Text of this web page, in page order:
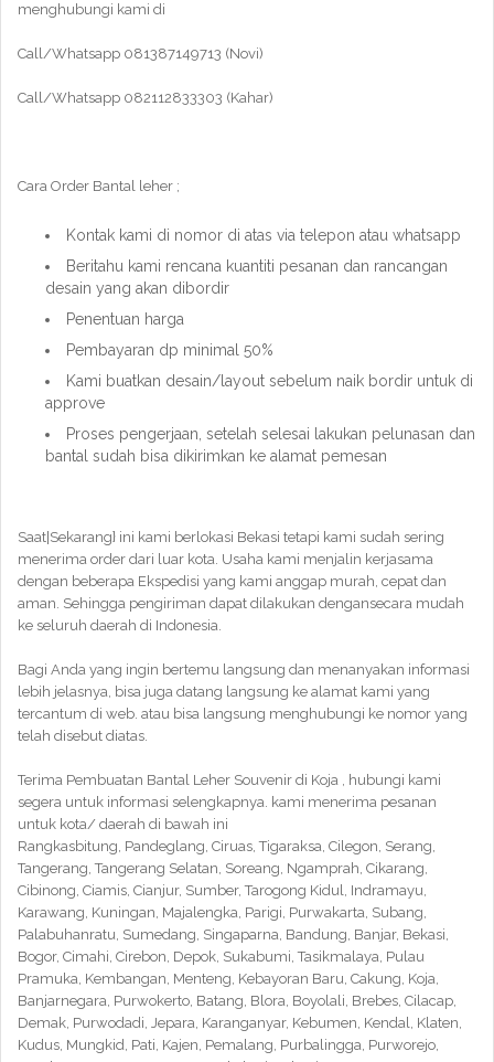
menghubungi kami di
Call/Whatsapp 081387149713 (Novi)
Call/Whatsapp 082112833303 (Kahar)
Cara Order Bantal leher ;
Kontak kami di nomor di atas via telepon atau whatsapp
Beritahu kami rencana kuantiti pesanan dan rancangan
desain yang akan dibordir
Penentuan harga
Pembayaran dp minimal 50%
Kami buatkan desain/layout sebelum naik bordir untuk di
approve
Proses pengerjaan, setelah selesai lakukan pelunasan dan
bantal sudah bisa dikirimkan ke alamat pemesan
Saat|Sekarang} ini kami berlokasi Bekasi tetapi kami sudah sering
menerima order dari luar kota. Usaha kami menjalin kerjasama
dengan beberapa Ekspedisi yang kami anggap murah, cepat dan
aman. Sehingga pengiriman dapat dilakukan dengansecara mudah
ke seluruh daerah di Indonesia.
Bagi Anda yang ingin bertemu langsung dan menanyakan informasi
lebih jelasnya, bisa juga datang langsung ke alamat kami yang
tercantum di web. atau bisa langsung menghubungi ke nomor yang
telah disebut diatas.
Terima Pembuatan Bantal Leher Souvenir di Koja , hubungi kami
segera untuk informasi selengkapnya. kami menerima pesanan
untuk kota/ daerah di bawah ini
Rangkasbitung, Pandeglang, Ciruas, Tigaraksa, Cilegon, Serang,
Tangerang, Tangerang Selatan, Soreang, Ngamprah, Cikarang,
Cibinong, Ciamis, Cianjur, Sumber, Tarogong Kidul, Indramayu,
Karawang, Kuningan, Majalengka, Parigi, Purwakarta, Subang,
Palabuhanratu, Sumedang, Singaparna, Bandung, Banjar, Bekasi,
Bogor, Cimahi, Cirebon, Depok, Sukabumi, Tasikmalaya, Pulau
Pramuka, Kembangan, Menteng, Kebayoran Baru, Cakung, Koja,
Banjarnegara, Purwokerto, Batang, Blora, Boyolali, Brebes, Cilacap,
Demak, Purwodadi, Jepara, Karanganyar, Kebumen, Kendal, Klaten,
Kudus, Mungkid, Pati, Kajen, Pemalang, Purbalingga, Purworejo,